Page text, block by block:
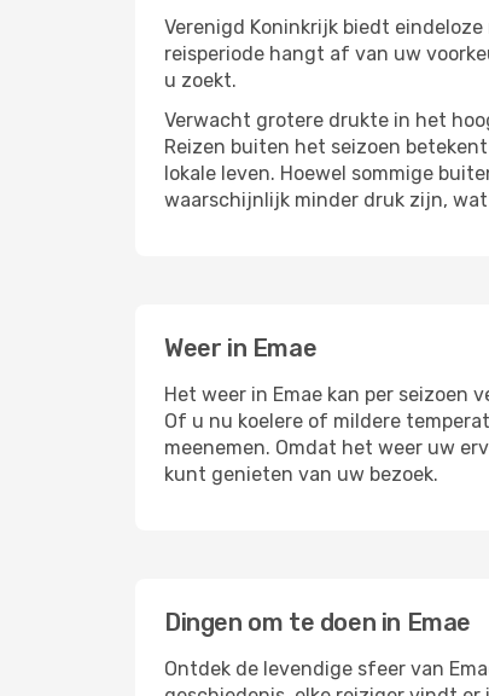
Verenigd Koninkrijk biedt
reisperiode hangt af van uw
u zoekt.
Verwacht grotere drukte in het
Reizen buiten het seizoen
lokale leven. Hoewel sommige
waarschijnlijk minder druk zijn,
Weer in Emae
Het weer in Emae kan per
Of u nu koelere of mildere
meenemen. Omdat het weer uw
kunt genieten van uw bezoek.
Dingen om te doen in Emae
Ontdek de levendige sfeer van